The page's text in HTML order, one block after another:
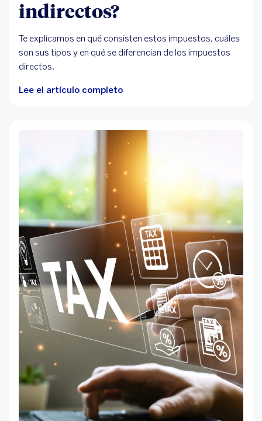
indirectos?
Te explicamos en qué consisten estos impuestos, cuáles
son sus tipos y en qué se diferencian de los impuestos
directos.
Lee el artículo completo